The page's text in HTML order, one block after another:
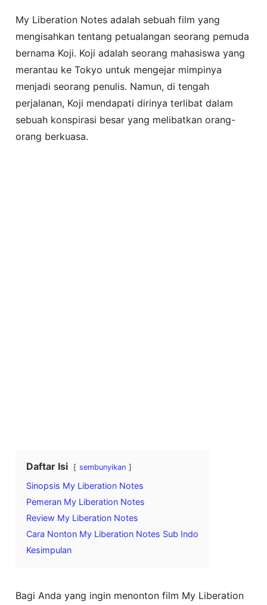
My Liberation Notes adalah sebuah film yang
mengisahkan tentang petualangan seorang pemuda
bernama Koji. Koji adalah seorang mahasiswa yang
merantau ke Tokyo untuk mengejar mimpinya
menjadi seorang penulis. Namun, di tengah
perjalanan, Koji mendapati dirinya terlibat dalam
sebuah konspirasi besar yang melibatkan orang-
orang berkuasa.
Daftar Isi sembunyikan
Sinopsis My Liberation Notes
Pemeran My Liberation Notes
Review My Liberation Notes
Cara Nonton My Liberation Notes Sub Indo
Kesimpulan
Bagi Anda yang ingin menonton film My Liberation